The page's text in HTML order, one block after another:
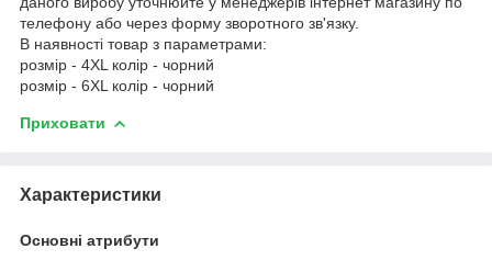
телефону або через форму зворотного зв'язку.
В наявності товар з параметрами:
розмір - 4XL колір - чорний
розмір - 6XL колір - чорний
Приховати
Характеристики
Основні атрибути